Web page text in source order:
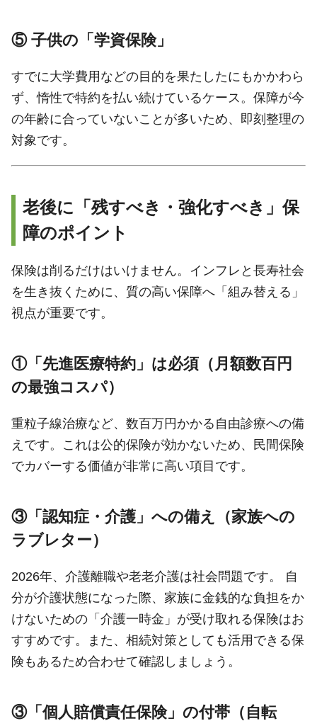
⑤ 子供の「学資保険」
すでに大学費用などの目的を果たしたにもかかわら
ず、惰性で特約を払い続けているケース。保障が今
の年齢に合っていないことが多いため、即刻整理の
対象です。
老後に「残すべき・強化すべき」保
障のポイント
保険は削るだけはいけません。インフレと長寿社会
を生き抜くために、質の高い保障へ「組み替える」
視点が重要です。
①「先進医療特約」は必須（月額数百円
の最強コスパ）
重粒子線治療など、数百万円かかる自由診療への備
えです。これは公的保険が効かないため、民間保険
でカバーする価値が非常に高い項目です。
③「認知症・介護」への備え（家族への
ラブレター）
2026年、介護離職や老老介護は社会問題です。 自
分が介護状態になった際、家族に金銭的な負担をか
けないための「介護一時金」が受け取れる保険はお
すすめです。また、相続対策としても活用できる保
険もあるため合わせて確認しましょう。
③「個人賠償責任保険」の付帯（自転